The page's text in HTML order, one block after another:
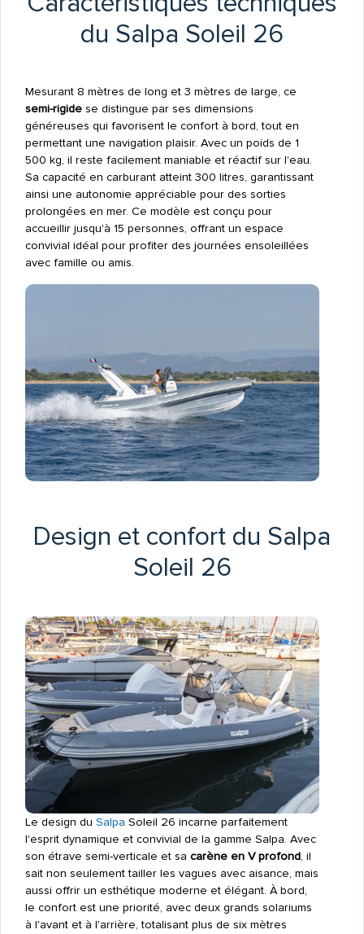
du Salpa Soleil 26
Mesurant 8 mètres de long et 3 mètres de large, ce
semi-rigidese distingue par ses dimensions
généreuses qui favorisent le confort à bord, tout en
permettant une navigation plaisir. Avec un poids de 1
500 kg, il reste facilement maniable et réactif sur l'eau.
Sa capacité en carburant atteint 300 litres, garantissant
ainsi une autonomie appréciable pour des sorties
prolongées en mer. Ce modèle est conçu pour
accueillir jusqu'à 15 personnes, offrant un espace
convivial idéal pour profiter des journées ensoleillées
avec famille ou amis.
Design et confort du Salpa
Soleil 26
Le design du Salpa Soleil 26 incarne parfaitement
l'esprit dynamique et convivial de la gamme Salpa. Avec
son étrave semi-verticale et sa carène en V profond, il
sait non seulement tailler les vagues avec aisance, mais
aussi offrir un esthétique moderne et élégant. À bord,
le confort est une priorité, avec deux grands solariums
à l'avant et à l'arrière, totalisant plus de six mètres